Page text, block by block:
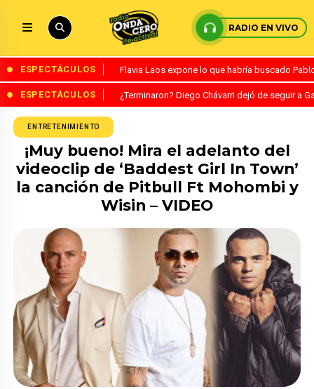
RADIO EN VIVO
ESPECTÁCULOS Flavia Laos expone lo que habría buscado
ESPECTÁCULOS ¿Terminaron? Diego Chávarri dejó de seguir a
ENTRETENIMIENTO
¡Muy bueno! Mira el adelanto del
videoclip de ‘Baddest Girl In Town’
la canción de Pitbull Ft Mohombi y
Wisin – VIDEO